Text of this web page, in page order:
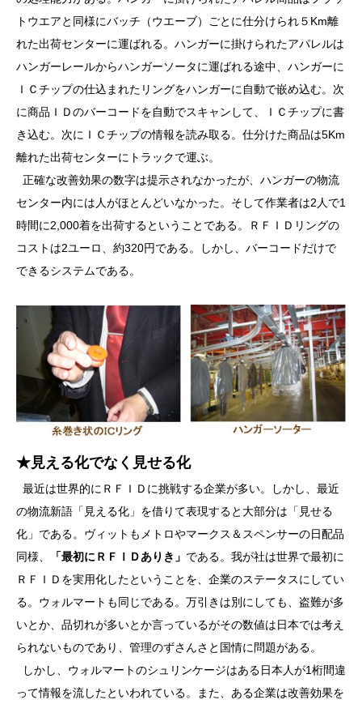
トウエアと同様にバッチ（ウエーブ）ごとに仕分けられ５Km離
れた出荷センターに運ばれる。ハンガーに掛けられたアパレルは
ハンガーレールからハンガーソータに運ばれる途中、ハンガーに
ＩＣチップの仕込まれたリングをハンガーに自動で嵌め込む。次
に商品ＩＤのバーコードを自動でスキャンして、ＩＣチップに書
き込む。次にＩＣチップの情報を読み取る。仕分けた商品は5Km
離れた出荷センターにトラックで運ぶ。
正確な改善効果の数字は提示されなかったが、ハンガーの物流
センター内には人がほとんどいなかった。そして作業者は2人で1
時間に2,000着を出荷するということである。ＲＦＩＤリングの
コストは2ユーロ、約320円である。しかし、バーコードだけで
できるシステムである。
★見える化でなく見せる化
最近は世界的にＲＦＩＤに挑戦する企業が多い。しかし、最近
の物流新語「見える化」を借りて表現すると大部分は「見せる
化」である。ヴィットもメトロやマークス＆スペンサーの日配品
同様、
「最初にＲＦＩＤありき」 である。我が社は世界で最初に
ＲＦＩＤを実用化したということを、企業のステータスにしてい
る。ウォルマートも同じである。万引きは別にしても、盗難が多
いとか、品切れが多いとか言っているがその数値は日本では考え
られないものであり、管理のずさんさと国情に問題がある。
しかし、ウォルマートのシュリンケージはある日本人が1桁間違
って情報を流したといわれている。また、ある企業は改善効果を